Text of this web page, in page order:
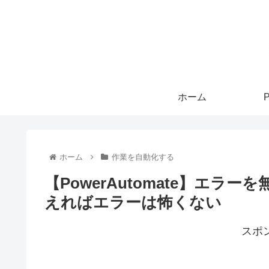
ホーム
ホーム 作業を自動化する
【PowerAutomate】エラーを
えればエラーは怖くない
スポ